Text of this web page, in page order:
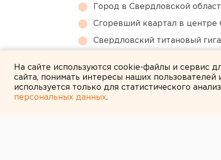
Город в Свердловской
Сгоревший квартал в центре
Свердловский титановый
На сайте используются cookie-файлы и сервис
сайта, понимать интересы наших
используется только для статистического
персональных данных.